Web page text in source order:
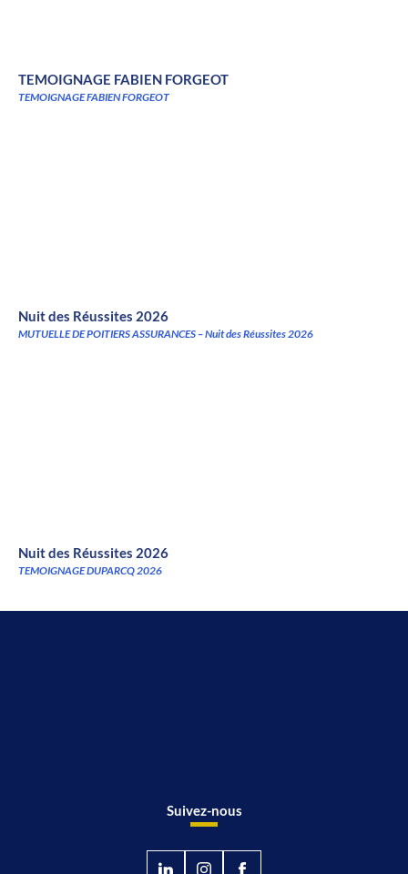
TEMOIGNAGE FABIEN FORGEOT
TEMOIGNAGE FABIEN FORGEOT
Nuit des Réussites 2026
MUTUELLE DE POITIERS ASSURANCES – Nuit des Réussites 2026
Nuit des Réussites 2026
TEMOIGNAGE DUPARCQ 2026
Suivez-nous